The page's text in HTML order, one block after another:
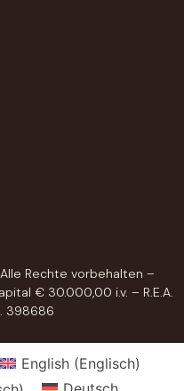
Alle Rechte vorbehalten –
€ 30.000,00 i.v. – R.E.A.
398686
English(Englisch)